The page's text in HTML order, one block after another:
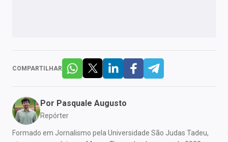
COMPARTILHAR
Por Pasquale Augusto
Repórter
Formado em Jornalismo pela Universidade São Judas Tadeu,